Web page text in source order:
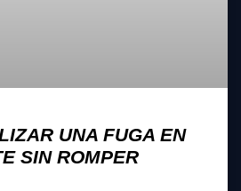
UNA FUGA EN
SIN ROMPER